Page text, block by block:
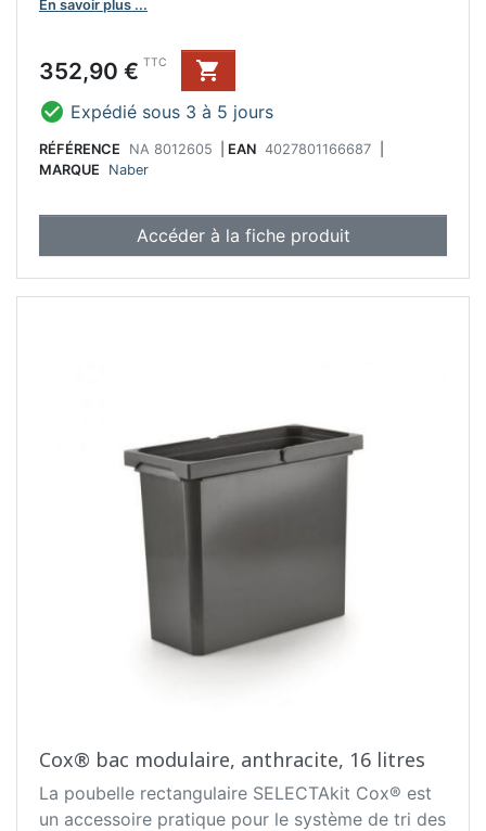
En savoir plus ...
Prix
352,90 € TTC

 Expédié sous 3 à 5 jours
RÉFÉRENCE NA 8012605 EAN 4027801166687
MARQUE
Naber
Accéder à la fiche produit
Cox® bac modulaire, anthracite, 16 litres
La poubelle rectangulaire SELECTAkit Cox® est
un accessoire pratique pour le système de tri des